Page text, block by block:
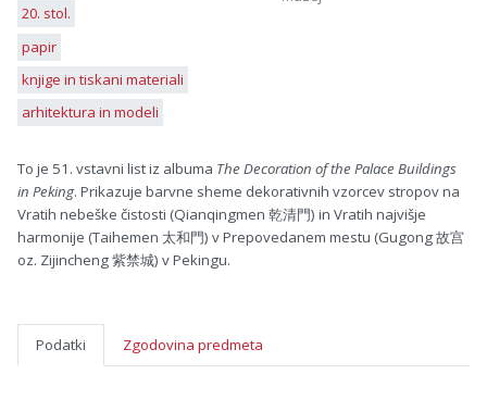
20. stol.
papir
knjige in tiskani materiali
arhitektura in modeli
To je 51. vstavni list iz albuma The Decoration of the Palace Buildings
in Peking. Prikazuje barvne sheme dekorativnih vzorcev stropov na
Vratih nebeške čistosti (Qianqingmen 乾清門) in Vratih najvišje
harmonije (Taihemen 太和門) v Prepovedanem mestu (Gugong 故宫
oz. Zijincheng 紫禁城) v Pekingu.
Podatki Zgodovina predmeta